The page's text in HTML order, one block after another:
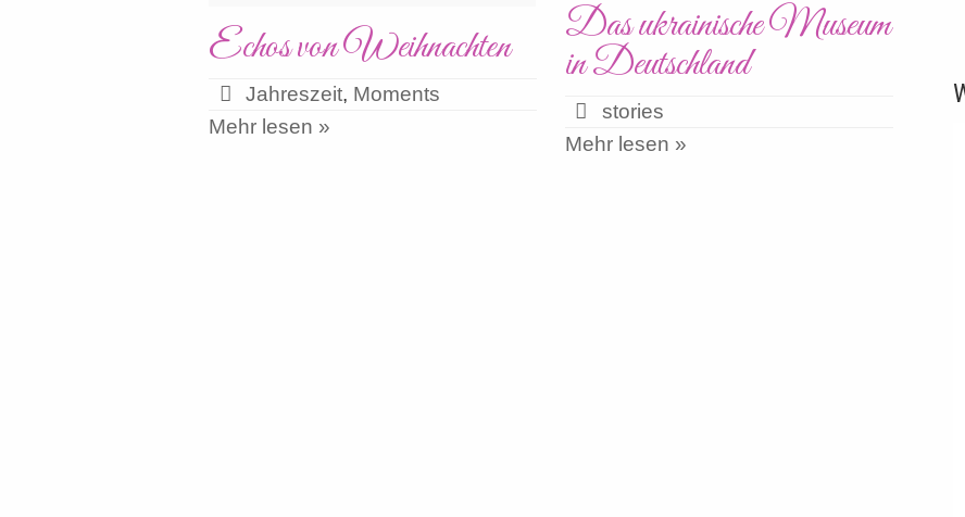
Echos von Weihnachten
Jahreszeit, Moments
Mehr lesen »
Das ukrainische Museum
in Deutschland
stories
Mehr lesen »